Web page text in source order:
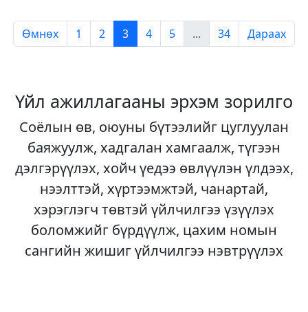
Өмнөх 1 2 3 4 5 ... 34 Дараах
Үйл ажиллагааны эрхэм зорилго
Соёлын өв, оюуны бүтээлийг цуглуулан
баяжуулж, хадгалан хамгаалж, түгээн
дэлгэрүүлэх, хойч үедээ өвлүүлэн үлдээх,
нээлттэй, хүртээмжтэй, чанартай,
хэрэглэгч төвтэй үйлчилгээ үзүүлэх
боломжийг бүрдүүлж, цахим номын
сангийн жишиг үйлчилгээ нэвтрүүлэх